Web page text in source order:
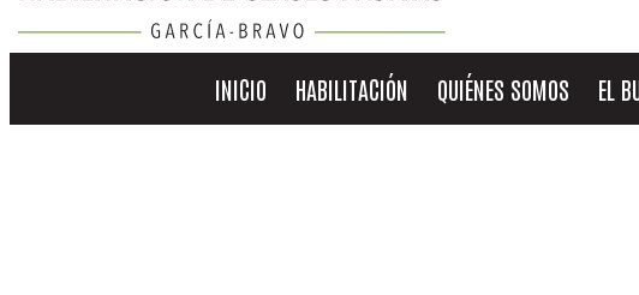
INICIO HABILITACIÓN QUIÉNES SOMOS EL